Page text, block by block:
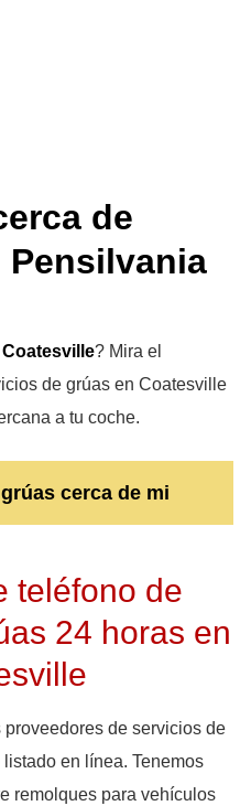
de
? Mira el
de grúas en Coatesville
a tu coche.
cerca de mi
teléfono de
24 horas en
de servicios de
en línea. Tenemos
remolques para vehículos